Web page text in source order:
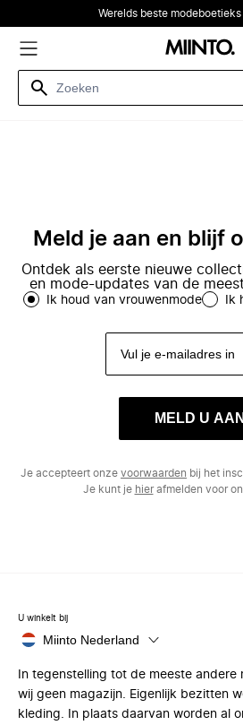
Werelds beste
Meld je aan en blijf
Ontdek als eerste nieuwe
en mode-updates van de
Ik houd van vrouwenmode Ik
MELD U AAN
Je accepteert onze voorwaarden bij het
Je kunt je hierafmelden voor
U winkelt bij
Miinto Nederland
In tegenstelling tot de meeste
wij geen magazijn. Eigenlijk bezitten
kleding. In plaats daarvan worden al